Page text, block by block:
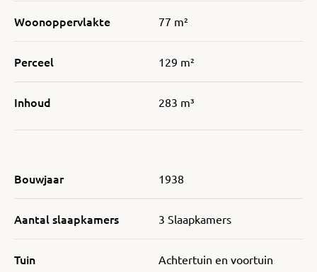
Woonoppervlakte 77 m²
Perceel 129 m²
Inhoud 283 m³
Bouwjaar 1938
Aantal slaapkamers 3 Slaapkamers
Tuin Achtertuin en voortuin